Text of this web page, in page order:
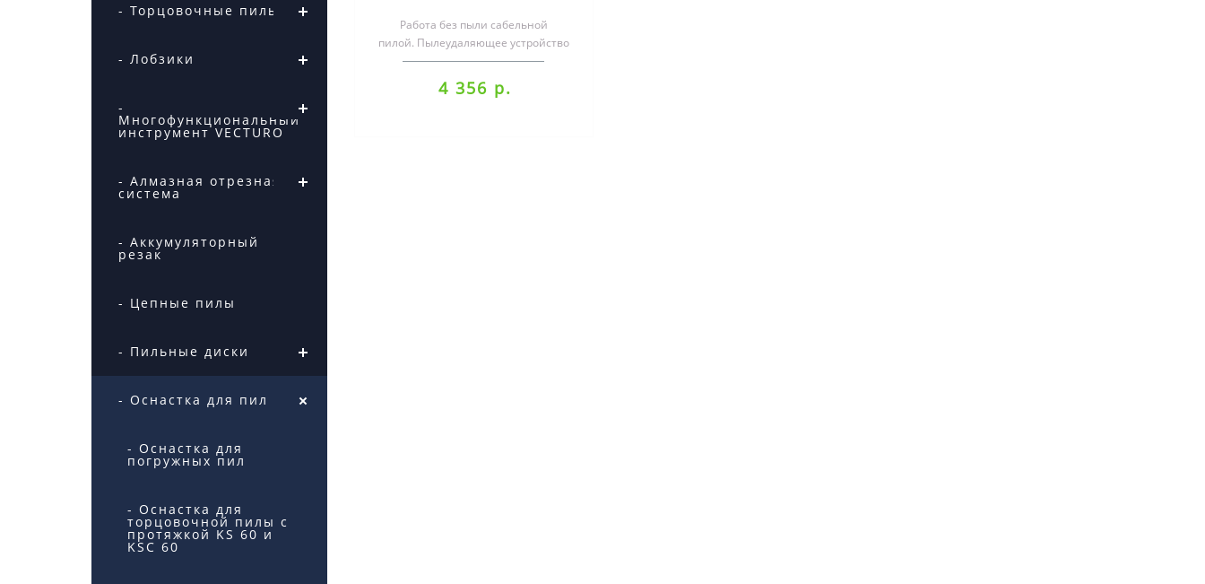
- Торцовочные пилы
- Лобзики
-
Многофункциональный
инструмент VECTURO
- Алмазная отрезная
система
- Аккумуляторный
резак
- Цепные пилы
- Пильные диски
- Оснастка для пил
- Оснастка для
погружных пил
- Оснастка для
торцовочной пилы с
протяжкой KS 60 и
KSC 60
Работа без пыли сабельной
пилой. Пылеудаляющее устройство
RSC-AV позволяет работать
сабельной п..
4 356 р.